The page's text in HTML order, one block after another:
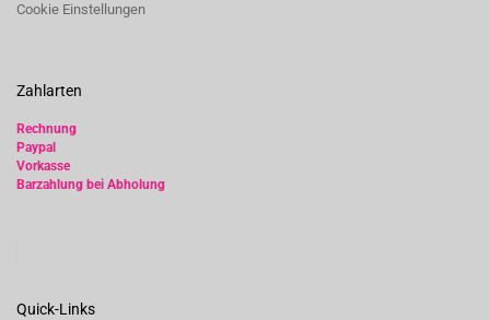
Cookie Einstellungen
Zahlarten
Rechnung
Paypal
Vorkasse
Barzahlung bei Abholung
Quick-Links